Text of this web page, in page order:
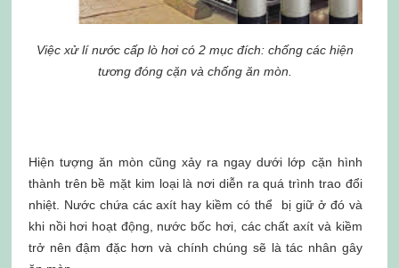
Việc xử lí nước cấp lò hơi có 2 mục đích: chống các hiện
tương đóng cặn và chống ăn mòn.
Hiện tượng ăn mòn cũng xảy ra ngay dưới lớp cặn hình
thành trên bề mặt kim loại là nơi diễn ra quá trình trao đổi
nhiệt. Nước chứa các axít hay kiềm có thể bị giữ ở đó và
khi nồi hơi hoạt động, nước bốc hơi, các chất axít và kiềm
trở nên đậm đặc hơn và chính chúng sẽ là tác nhân gây